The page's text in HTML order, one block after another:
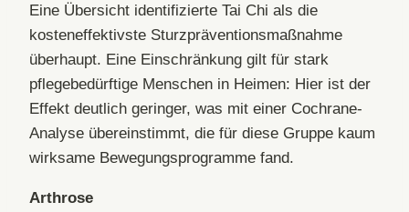
Eine Übersicht identifizierte Tai Chi als die
kosteneffektivste Sturzpräventionsmaßnahme
überhaupt. Eine Einschränkung gilt für stark
pflegebedürftige Menschen in Heimen: Hier ist der
Effekt deutlich geringer, was mit einer Cochrane-
Analyse übereinstimmt, die für diese Gruppe kaum
wirksame Bewegungsprogramme fand.
Arthrose